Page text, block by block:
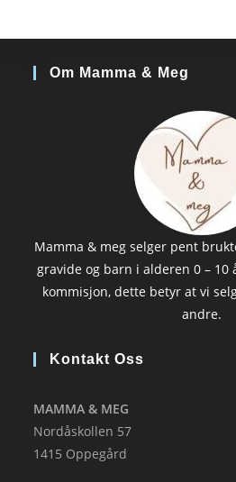
Om Mamma & Meg
Mamma & meg selger pent
gravide og barn i alderen 0 – 10
kommisjon, dette betyr at vi
andre.
Kontakt Oss
MAMMA & MEG
Nordåskollen 57
1415 Oppegård